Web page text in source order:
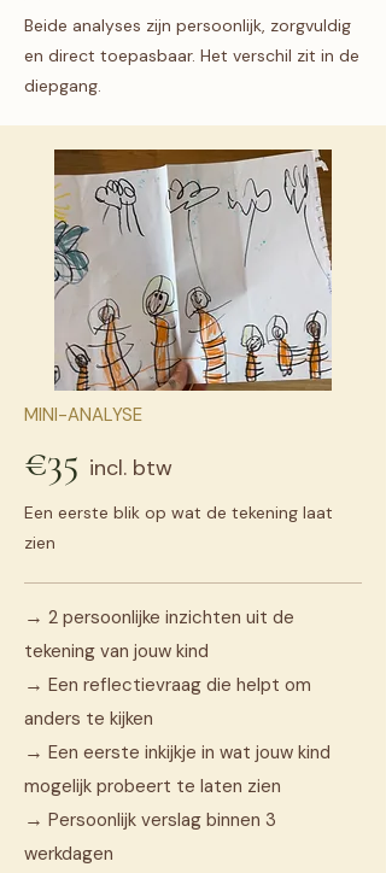
Beide analyses zijn persoonlijk, zorgvuldig
en direct toepasbaar. Het verschil zit in de
diepgang.
MINI-ANALYSE
€35 incl. btw
Een eerste blik op wat de tekening laat
zien
→ 2 persoonlijke inzichten uit de
tekening van jouw kind
→ Een reflectievraag die helpt om
anders te kijken
→ Een eerste inkijkje in wat jouw kind
mogelijk probeert te laten zien
→ Persoonlijk verslag binnen 3
werkdagen